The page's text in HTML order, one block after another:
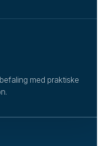
med praktiske